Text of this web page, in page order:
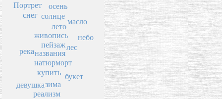
пейзаж
названия
живопись
лето
натюрморт
купить
солнце
лес
зима
осень
букет
масло
река
снег
реализм
небо
Портрет
девушка